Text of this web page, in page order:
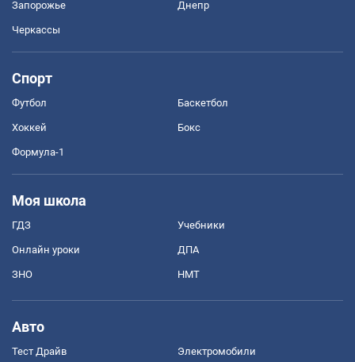
Запорожье Днепр
Черкассы
Спорт
Футбол Баскетбол
Хоккей Бокс
Формула-1
Моя школа
ГДЗ Учебники
Онлайн уроки ДПА
ЗНО НМТ
Авто
Тест Драйв Электромобили